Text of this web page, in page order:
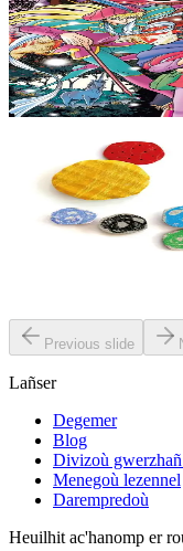
Ur veaj-skol torr-penn
Naoned ? Torr-penn ne
dre an amzer gozh gant
Er stok12,95 €
Spontailh al livioù
Spontailh al livioù ne
meskaj gant e
Previous slide
Lañser
Degemer
Blog
Divizoù
Menegoù lezennel
Darempredoù
Heuilhit ac'hanomp er